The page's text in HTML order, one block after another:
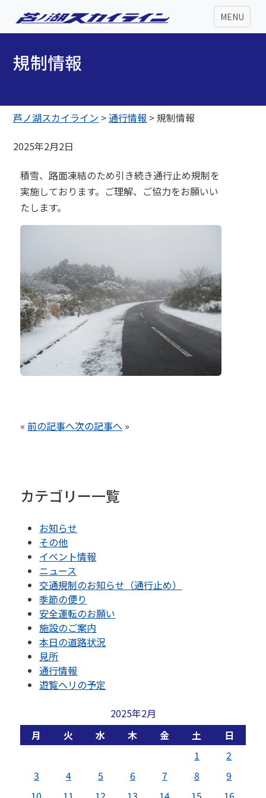
MENU
規制情報
芦ノ湖スカイライン >通行情報 >規制情報
2025年2月2日
積雪、路面凍結のため引き続き通行止め規制を
実施しております。ご理解、ご協力をお願いい
たします。
«前の記事へ次の記事へ »
カテゴリー一覧
お知らせ
その他
イベント情報
ニュース
交通規制のお知らせ（通行止め）
季節の便り
安全運転のお願い
施設のご案内
本日の道路状況
見所
通行情報
遊覧ヘリの予定
2025年2月
月
火 水 木 金 土
日
1
2
3
4 5 6 7 8
9